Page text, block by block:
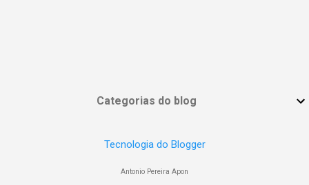
Categorias do blog
Tecnologia do Blogger
Antonio Pereira Apon